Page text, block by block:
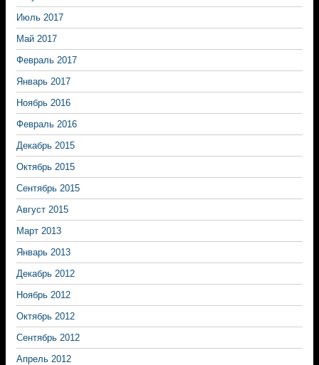
Июль 2017
Май 2017
Февраль 2017
Январь 2017
Ноябрь 2016
Февраль 2016
Декабрь 2015
Октябрь 2015
Сентябрь 2015
Август 2015
Март 2013
Январь 2013
Декабрь 2012
Ноябрь 2012
Октябрь 2012
Сентябрь 2012
Апрель 2012